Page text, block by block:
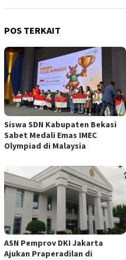
POS TERKAIT
Siswa SDN Kabupaten Bekasi
Sabet Medali Emas IMEC
Olympiad di Malaysia
ASN Pemprov DKI Jakarta
Ajukan Praperadilan di